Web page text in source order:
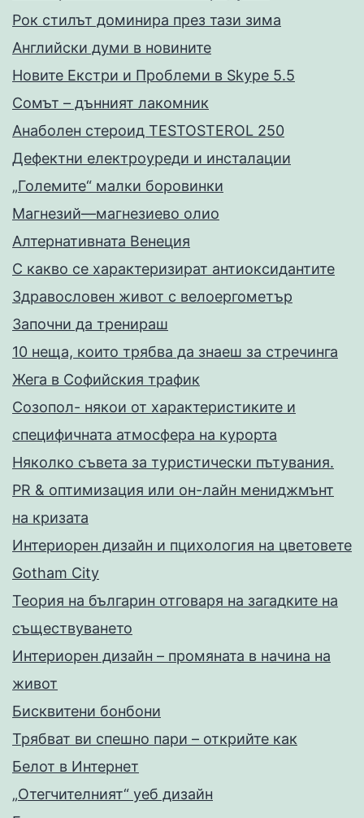
Рок стилът доминира през тази зима
Английски думи в новините
Новите Екстри и Проблеми в Skype 5.5
Сомът – дънният лакомник
Анаболен стероид TESTOSTEROL 250
Дефектни електроуреди и инсталации
„Големите“ малки боровинки
Магнезий—магнезиево олио
Алтернативната Венеция
С какво се характеризират антиоксидантите
Здравословен живот с велоергометър
Запoчни да тренираш
10 неща, които трябва да знаеш за стречинга
Жега в Софийския трафик
Созопол- някои от характеристиките и
специфичната атмосфера на курорта
Няколко съвета за туристически пътувания.
PR & оптимизация или он-лайн мениджмънт
на кризата
Интериорен дизайн и пцихология на цветовете
Gotham City
Теория на българин отговаря на загадките на
съществуването
Интериорен дизайн – промяната в начина на
живот
Бисквитени бонбони
Трябват ви спешно пари – открийте как
Белот в Интернет
„Отегчителният“ уеб дизайн